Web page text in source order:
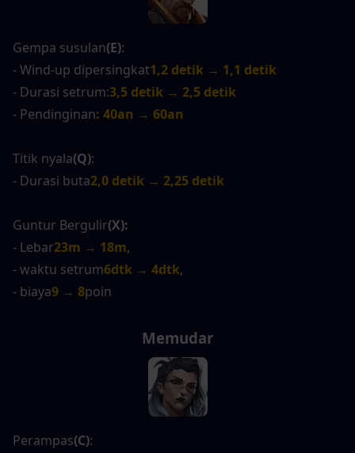
Gempa susulan(E):
- Wind-up dipersingkat1,2 detik → 1,1 detik
- Durasi setrum:3,5 detik → 2,5 detik
- Pendinginan: 40an → 60an
Titik nyala(Q):
- Durasi buta2,0 detik → 2,25 detik
Guntur Bergulir(X):
- Lebar23m → 18m,
- waktu setrum6dtk → 4dtk,
- biaya9 → 8poin
Memudar
Perampas(C):